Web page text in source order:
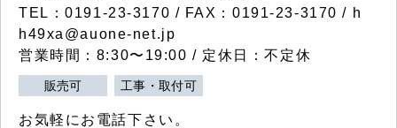
TEL：0191-23-3170 / FAX：0191-23-3170 / h
h49xa@auone-net.jp
営業時間：8:30〜19:00 / 定休日：不定休
販売可 工事・取付可
お気軽にお電話下さい。